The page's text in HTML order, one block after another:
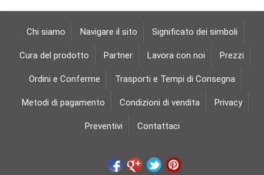
Chi siamo Navigare il sito Significato dei simboli
Cura del prodotto Partner Lavora con noi Prezzi
Ordini e Conferme Trasporti e Tempi di Consegna
Metodi di pagamento Condizioni di vendita Privacy
Preventivi Contattaci